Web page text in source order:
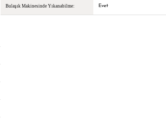
Bulaşık Makinesinde Yıkanabilme: Evet